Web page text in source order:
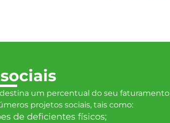
destina um percentual do seu faturamento
projetos sociais, tais como:
de deficientes físicos;